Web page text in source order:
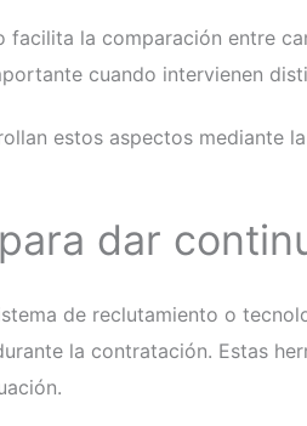
facilita la comparación entre
cuando intervienen
estos aspectos mediante la
dar
de reclutamiento o
la contratación. Estas